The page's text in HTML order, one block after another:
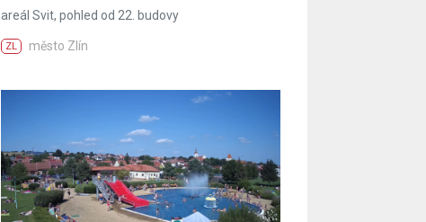
areál Svit, pohled od 22. budovy
ZL město Zlín